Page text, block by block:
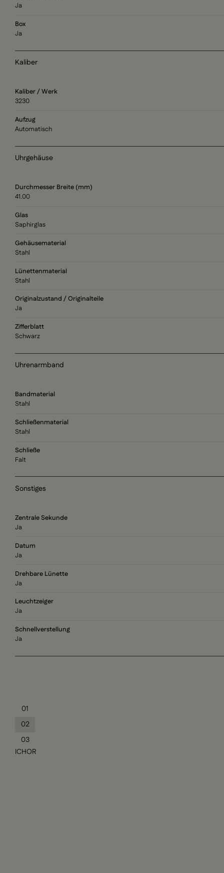
Ja
Box
Ja
Kaliber
Kaliber / Werk
3230
Aufzug
Automatisch
Uhrgehäuse
Durchmesser Breite (mm)
41.00
Glas
Saphirglas
Gehäusematerial
Stahl
Lünettenmaterial
Stahl
Originalzustand / Originalteile
Ja
Zifferblatt
Schwarz
Uhrenarmband
Bandmaterial
Stahl
Schließenmaterial
Stahl
Schließe
Falt
Sonstiges
Zentrale Sekunde
Ja
Datum
Ja
Drehbare Lünette
Ja
Leuchtzeiger
Ja
Schnellverstellung
Ja
01
02
03
ICHOR